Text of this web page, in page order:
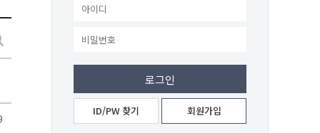
ID/PW 찾기 회원가입